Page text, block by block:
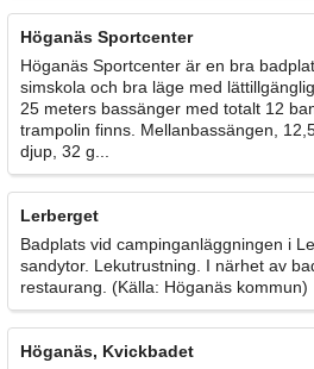
Höganäs Sportcenter
Höganäs Sportcenter är en bra
simskola och bra läge med
25 meters bassänger med totalt 12
trampolin finns. Mellanbassängen,
djup, 32 g...
Lerberget
Badplats vid campinganläggningen i
sandytor. Lekutrustning. I närhet av
restaurang. (Källa: Höganäs kommun)
Höganäs, Kvickbadet